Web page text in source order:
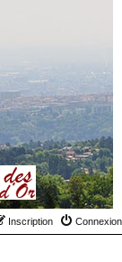
Connexion
Inscription